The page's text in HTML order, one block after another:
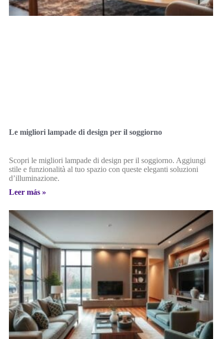
Le migliori lampade di design per il soggiorno
Scopri le migliori lampade di design per il soggiorno. Aggiungi
stile e funzionalità al tuo spazio con queste eleganti soluzioni
d’illuminazione.
Leer más »